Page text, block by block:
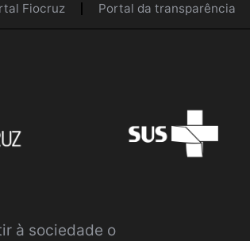
Fiocruz Portal da transparência
à sociedade o